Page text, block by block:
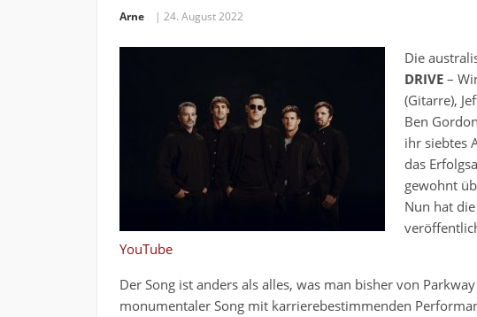
Arne 24. August 2022
Die
DRIVE –
(Gitarre),
Ben
ihr siebtes
das
gewohnt
Nun hat
YouTube
Der Song ist anders als alles, was man bisher von
monumentaler Song mit karrierebestimmenden